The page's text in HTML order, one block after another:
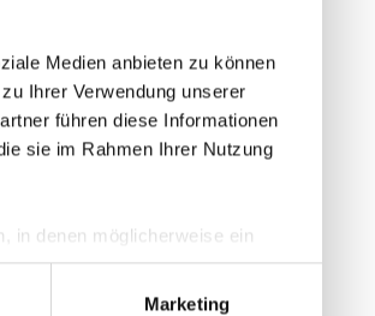
Medien anbieten zu können
Ihrer Verwendung unserer
führen diese Informationen
sie im Rahmen Ihrer Nutzung
in denen möglicherweise ein
Ihrer Daten in
getroffen werden.
Marketing
Nach
und
persönliche